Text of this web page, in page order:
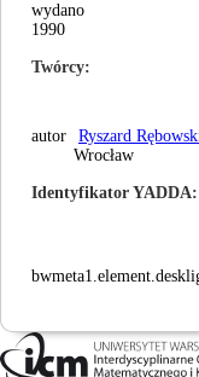
wydano
1990
Twórcy
autor
Ryszard
Wrocław
Identyfikator YADDA